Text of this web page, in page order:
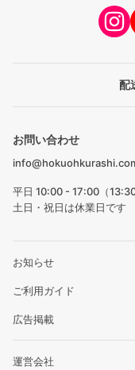
配
お問い合わせ
平日 10:00 - 17:00（
土日・祝日は休業日です
お知らせ
ご利用ガイド
広告掲載
運営会社